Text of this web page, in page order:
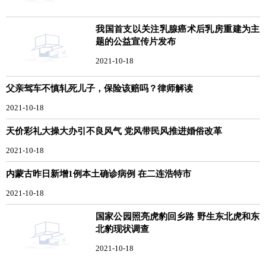
我国首支以关注乳腺癌术后乳房重建为主
题的公益宣传片发布
2021-10-18
父亲驾车不慎轧死儿子，保险该赔吗？律师解读
2021-10-18
天价彩礼大操大办引不良风气 党风带民风推进婚俗改革
2021-10-18
内蒙古昨日新增1例本土确诊病例 在二连浩特市
2021-10-18
国家公园照亮虎豹回乡路 野生东北虎和东
北豹现状调查
2021-10-18